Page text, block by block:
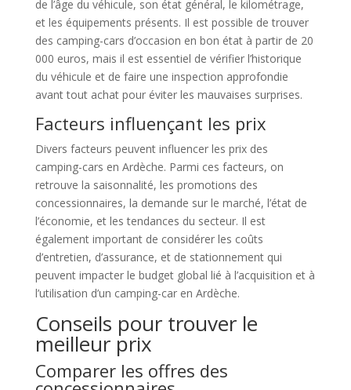
de l’âge du véhicule, son état général, le kilométrage,
et les équipements présents. Il est possible de trouver
des camping-cars d’occasion en bon état à partir de 20
000 euros, mais il est essentiel de vérifier l’historique
du véhicule et de faire une inspection approfondie
avant tout achat pour éviter les mauvaises surprises.
Facteurs influençant les prix
Divers facteurs peuvent influencer les prix des
camping-cars en Ardèche. Parmi ces facteurs, on
retrouve la saisonnalité, les promotions des
concessionnaires, la demande sur le marché, l’état de
l’économie, et les tendances du secteur. Il est
également important de considérer les coûts
d’entretien, d’assurance, et de stationnement qui
peuvent impacter le budget global lié à l’acquisition et à
l’utilisation d’un camping-car en Ardèche.
Conseils pour trouver le
meilleur prix
Comparer les offres des